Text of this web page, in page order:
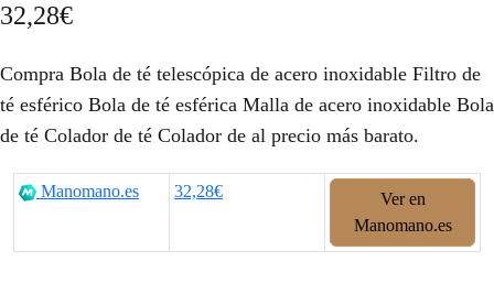
32,28€
Compra Bola de té telescópica de acero inoxidable Filtro de
té esférico Bola de té esférica Malla de acero inoxidable Bola
de té Colador de té Colador de al precio más barato.
Manomano.es 32,28€
Ver en
Manomano.es